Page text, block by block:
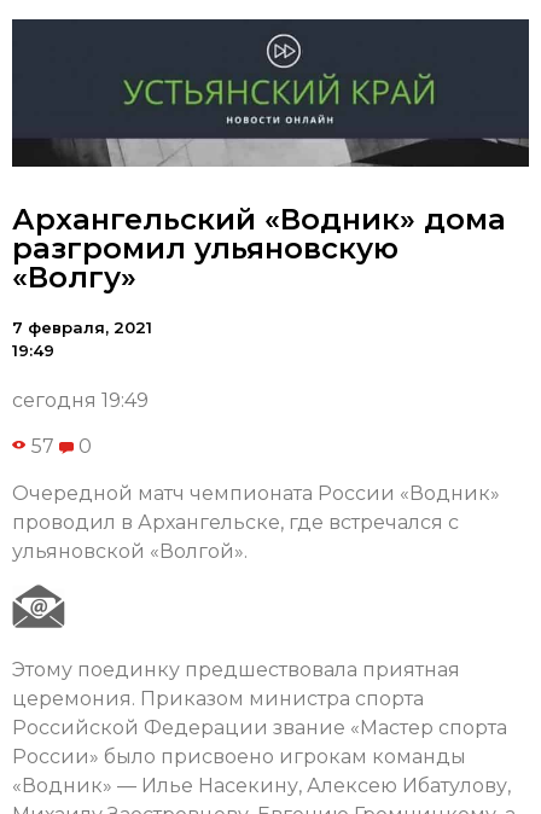
Архангельский «Водник» дома
разгромил ульяновскую
«Волгу»
7 февраля, 2021
19:49
сегодня 19:49
57 0
Очередной матч чемпионата России «Водник»
проводил в Архангельске, где встречался с
ульяновской «Волгой».
Этому поединку предшествовала приятная
церемония. Приказом министра спорта
Российской Федерации звание «Мастер спорта
России» было присвоено игрокам команды
«Водник» — Илье Насекину, Алексею Ибатулову,